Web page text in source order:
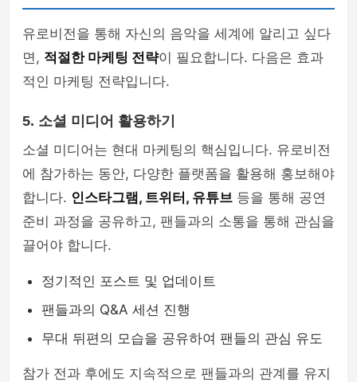
유로비전을 통해 자신의 음악을 세계에 알리고 싶다
면, 적절한 마케팅 전략이 필요합니다. 다음은 효과
적인 마케팅 전략입니다.
5. 소셜 미디어 활용하기
소셜 미디어는 현대 마케팅의 핵심입니다. 유로비전
에 참가하는 동안, 다양한 플랫폼을 활용해 홍보해야
합니다. 인스타그램, 트위터, 유튜브 등을 통해 공연
준비 과정을 공유하고, 팬들과의 소통을 통해 관심을
끌어야 합니다.
정기적인 포스트 및 업데이트
팬들과의 Q&A 세션 진행
무대 뒤편의 모습을 공유하여 팬들의 관심 유도
참가 전과 후에도 지속적으로 팬들과의 관계를 유지